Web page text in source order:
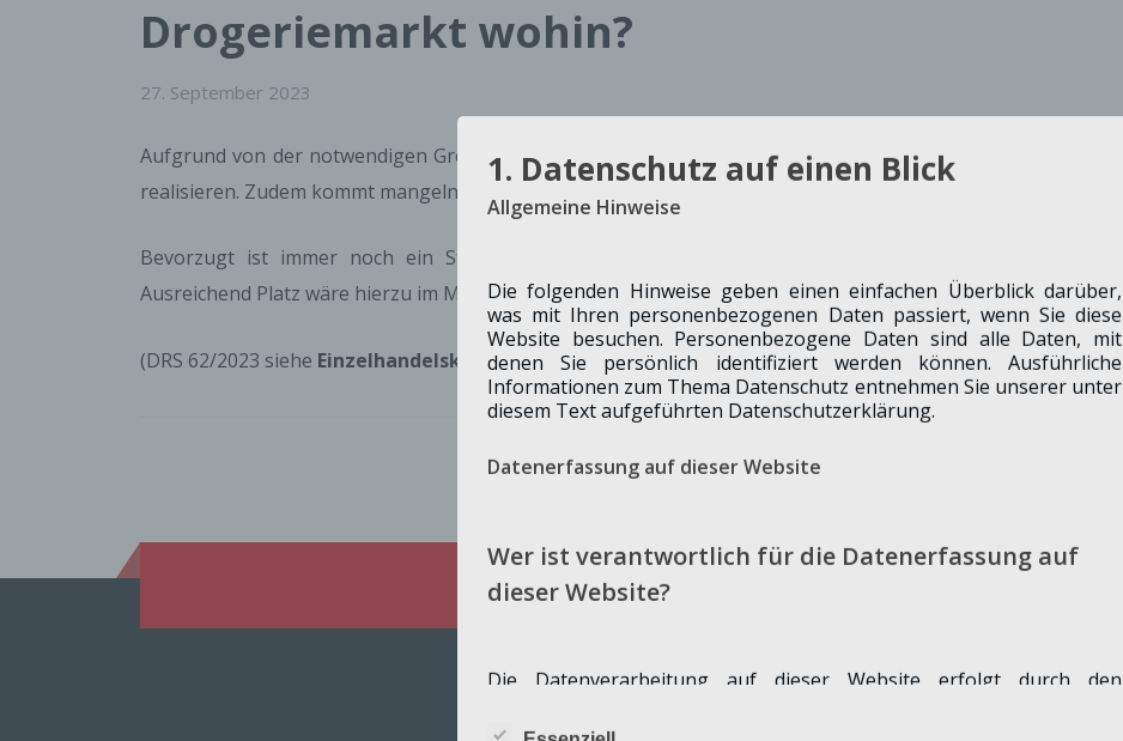
Drogeriemarkt wohin?
27. September 2023
Aufgrund von der notwendigen Größe ist ein Drogeriemarkt im Merzenicher Ortskern kaum zu
realisieren. Zudem kommt mangelndes Interesse der großen Ketten hinzu.
Bevorzugt ist immer noch ein Standort im Außenbereich angelehnt an einen Discounter.
Ausreichend Platz wäre hierzu im Merzpark.
(DRS 62/2023 siehe Einzelhandelskonzept, -unter anderem- Seite 6 )
Folge uns auf:
1. Datenschutz auf einen Blick
Allgemeine Hinweise
Die folgenden Hinweise geben einen einfachen Überblick darüber,
was mit Ihren personenbezogenen Daten passiert, wenn Sie diese
Website besuchen. Personenbezogene Daten sind alle Daten, mit
denen Sie persönlich identifiziert werden können. Ausführliche
Informationen zum Thema Datenschutz entnehmen Sie unserer unter
diesem Text aufgeführten Datenschutzerklärung.
Datenerfassung auf dieser Website
Wer ist verantwortlich für die Datenerfassung auf
dieser Website?
Die Datenverarbeitung auf dieser Website erfolgt durch den
„Hinweis zur Verantwortlichen Stelle“ in dieser Datenschutzerklärung